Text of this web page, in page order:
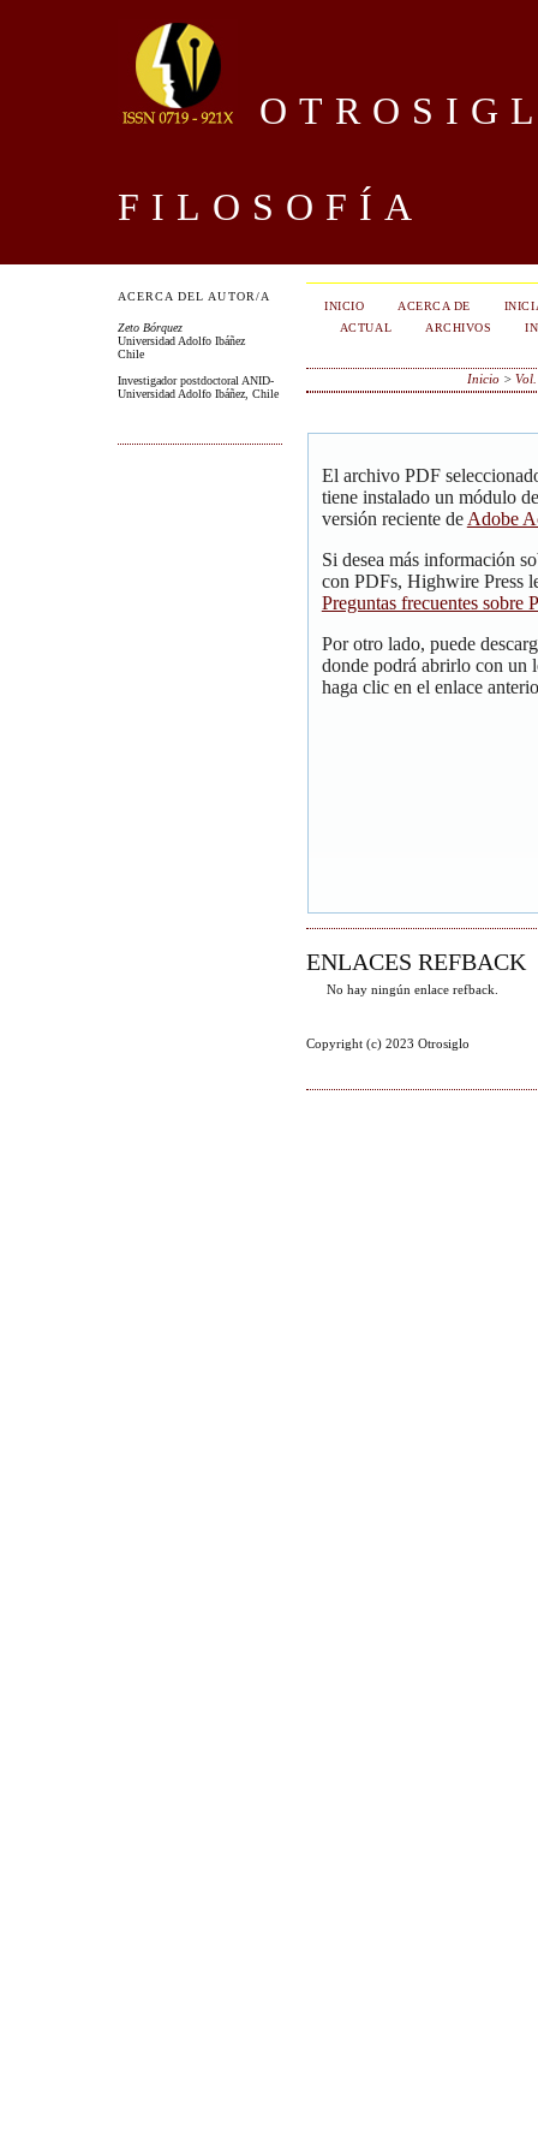
FILOSOFÍA
ACERCA DEL AUTOR/A
Zeto Bórquez
Universidad Adolfo Ibáñez
Chile
Investigador postdoctoral ANID-
Universidad Adolfo Ibáñez, Chile
INICIO ACERCA DE
ACTUAL
ARCHIVOS
Inicio >
El archivo PDF
tiene instalado un módulo
versión reciente de Adobe
Si desea más información
con PDFs, Highwire Press
Preguntas frecuentes sobre
Por otro lado, puede
donde podrá abrirlo con un
haga clic en el enlace
ENLACES REFBACK
No hay ningún enlace refback.
Copyright (c) 2023 Otrosiglo